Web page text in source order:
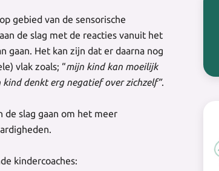
gebied van de sensorische
de slag met de reacties vanuit het
gaan. Het kan zijn dat er daarna nog
vlak zoals; “mijn kind kan moeilijk
kind denkt erg negatief over zichzelf”.
de slag gaan om het meer
kindercoaches: